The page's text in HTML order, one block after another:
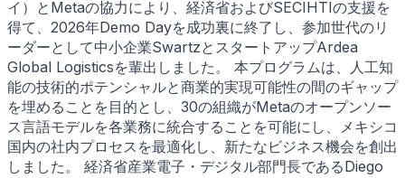
イ）とMetaの協力により、経済省およびSECIHTIの支援を
得て、2026年Demo Dayを成功裏に終了し、参加世代のリ
ーダーとして中小企業SwartzとスタートアップArdea
Global Logisticsを輩出しました。 本プログラムは、人工知
能の技術的ポテンシャルと商業的実現可能性の間のギャップ
を埋めることを目的とし、30の組織がMetaのオープンソー
ス言語モデルを各業務に統合することを可能にし、メキシコ
国内の社内プロセスを最適化し、新たなビジネス機会を創出
しました。 経済省産業電子・デジタル部門長であるDiego